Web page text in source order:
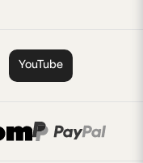
YouTube